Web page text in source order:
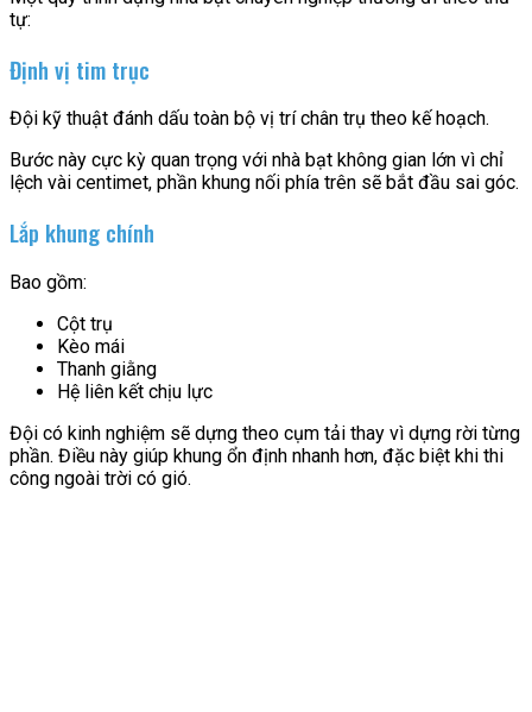
tự:
Định vị tim trục
Đội kỹ thuật đánh dấu toàn bộ vị trí chân trụ theo kế hoạch.
Bước này cực kỳ quan trọng với nhà bạt không gian lớn vì chỉ
lệch vài centimet, phần khung nối phía trên sẽ bắt đầu sai góc.
Lắp khung chính
Bao gồm:
Cột trụ
Kèo mái
Thanh giằng
Hệ liên kết chịu lực
Đội có kinh nghiệm sẽ dựng theo cụm tải thay vì dựng rời từng
phần. Điều này giúp khung ổn định nhanh hơn, đặc biệt khi thi
công ngoài trời có gió.